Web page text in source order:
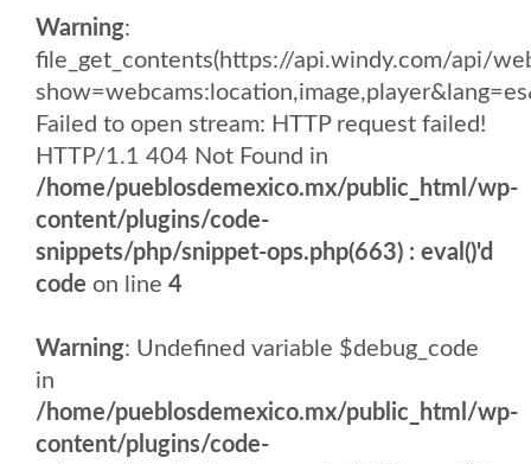
Warning:
file_get_contents(https://api.windy.com/api/
Failed to open stream: HTTP request failed!
HTTP/1.1 404 Not Found in
/home/pueblosdemexico.mx/public_html/wp-
content/plugins/code-
snippets/php/snippet-ops.php(663) : eval()'d
code on line 4
Warning: Undefined variable $debug_code
in
/home/pueblosdemexico.mx/public_html/wp-
content/plugins/code-